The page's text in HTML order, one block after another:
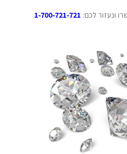
ונעזור לכם: 1-700-721-721